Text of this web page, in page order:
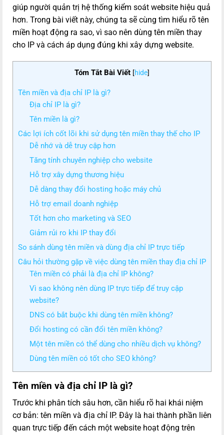
giúp người quản trị hệ thống kiểm soát website hiệu quả
hơn. Trong bài viết này, chúng ta sẽ cùng tìm hiểu rõ tên
miền hoạt động ra sao, vì sao nên dùng tên miền thay
cho IP và cách áp dụng đúng khi xây dựng website.
Tóm Tắt Bài Viết [hide]
Tên miền và địa chỉ IP là gì?
Địa chỉ IP là gì?
Tên miền là gì?
Các lợi ích cốt lõi khi sử dụng tên miền thay thế cho IP
Dễ nhớ và dễ truy cập hơn
Tăng tính chuyên nghiệp cho website
Hỗ trợ xây dựng thương hiệu
Dễ dàng thay đổi hosting hoặc máy chủ
Hỗ trợ email doanh nghiệp
Tốt hơn cho marketing và SEO
Giảm rủi ro khi IP thay đổi
So sánh dùng tên miền và dùng địa chỉ IP trực tiếp
Câu hỏi thường gặp về việc dùng tên miền thay địa chỉ IP
Tên miền có phải là địa chỉ IP không?
Vì sao không nên dùng IP trực tiếp để truy cập
website?
DNS có bắt buộc khi dùng tên miền không?
Đổi hosting có cần đổi tên miền không?
Một tên miền có thể dùng cho nhiều dịch vụ không?
Dùng tên miền có tốt cho SEO không?
Tên miền và địa chỉ IP là gì?
Trước khi phân tích sâu hơn, cần hiểu rõ hai khái niệm
cơ bản: tên miền và địa chỉ IP. Đây là hai thành phần liên
quan trực tiếp đến cách một website hoạt động trên